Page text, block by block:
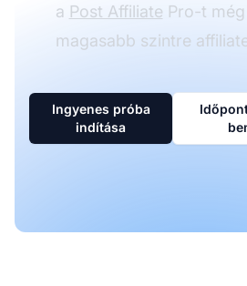
a Post Affiliate Pro-t
magasabb szintre
Ingyenes próba
indítása